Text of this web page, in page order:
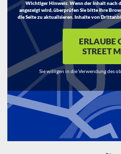
Wichtiger Hinweis:Wenn der Inhalt nach
angezeigt wird, überprüfen Sie bitte Ihre
die Seite zu aktualisieren. Inhalte von
ERLAUBE
STREET
Sie willigen in die Verwendung des